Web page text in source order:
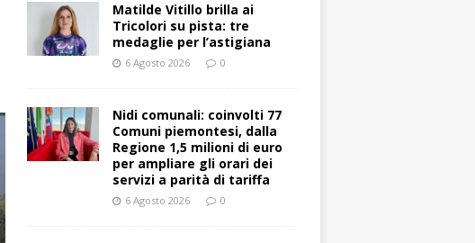
Matilde Vitillo brilla ai
Tricolori su pista: tre
medaglie per l’astigiana
6 Agosto 2026 0
Nidi comunali: coinvolti 77
Comuni piemontesi, dalla
Regione 1,5 milioni di euro
per ampliare gli orari dei
servizi a parità di tariffa
6 Agosto 2026 0